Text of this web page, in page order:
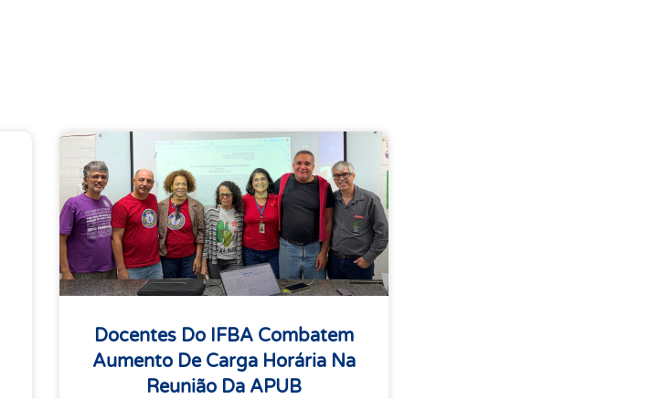
Docentes Do IFBA Combatem
Aumento De Carga Horária Na
Reunião Da APUB